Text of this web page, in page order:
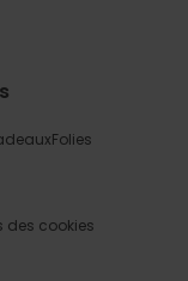
des cookies